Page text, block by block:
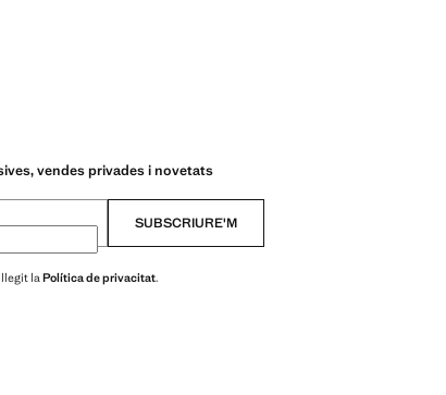
vendes privades i novetats
SUBSCRIURE'M
laPolítica de privacitat.